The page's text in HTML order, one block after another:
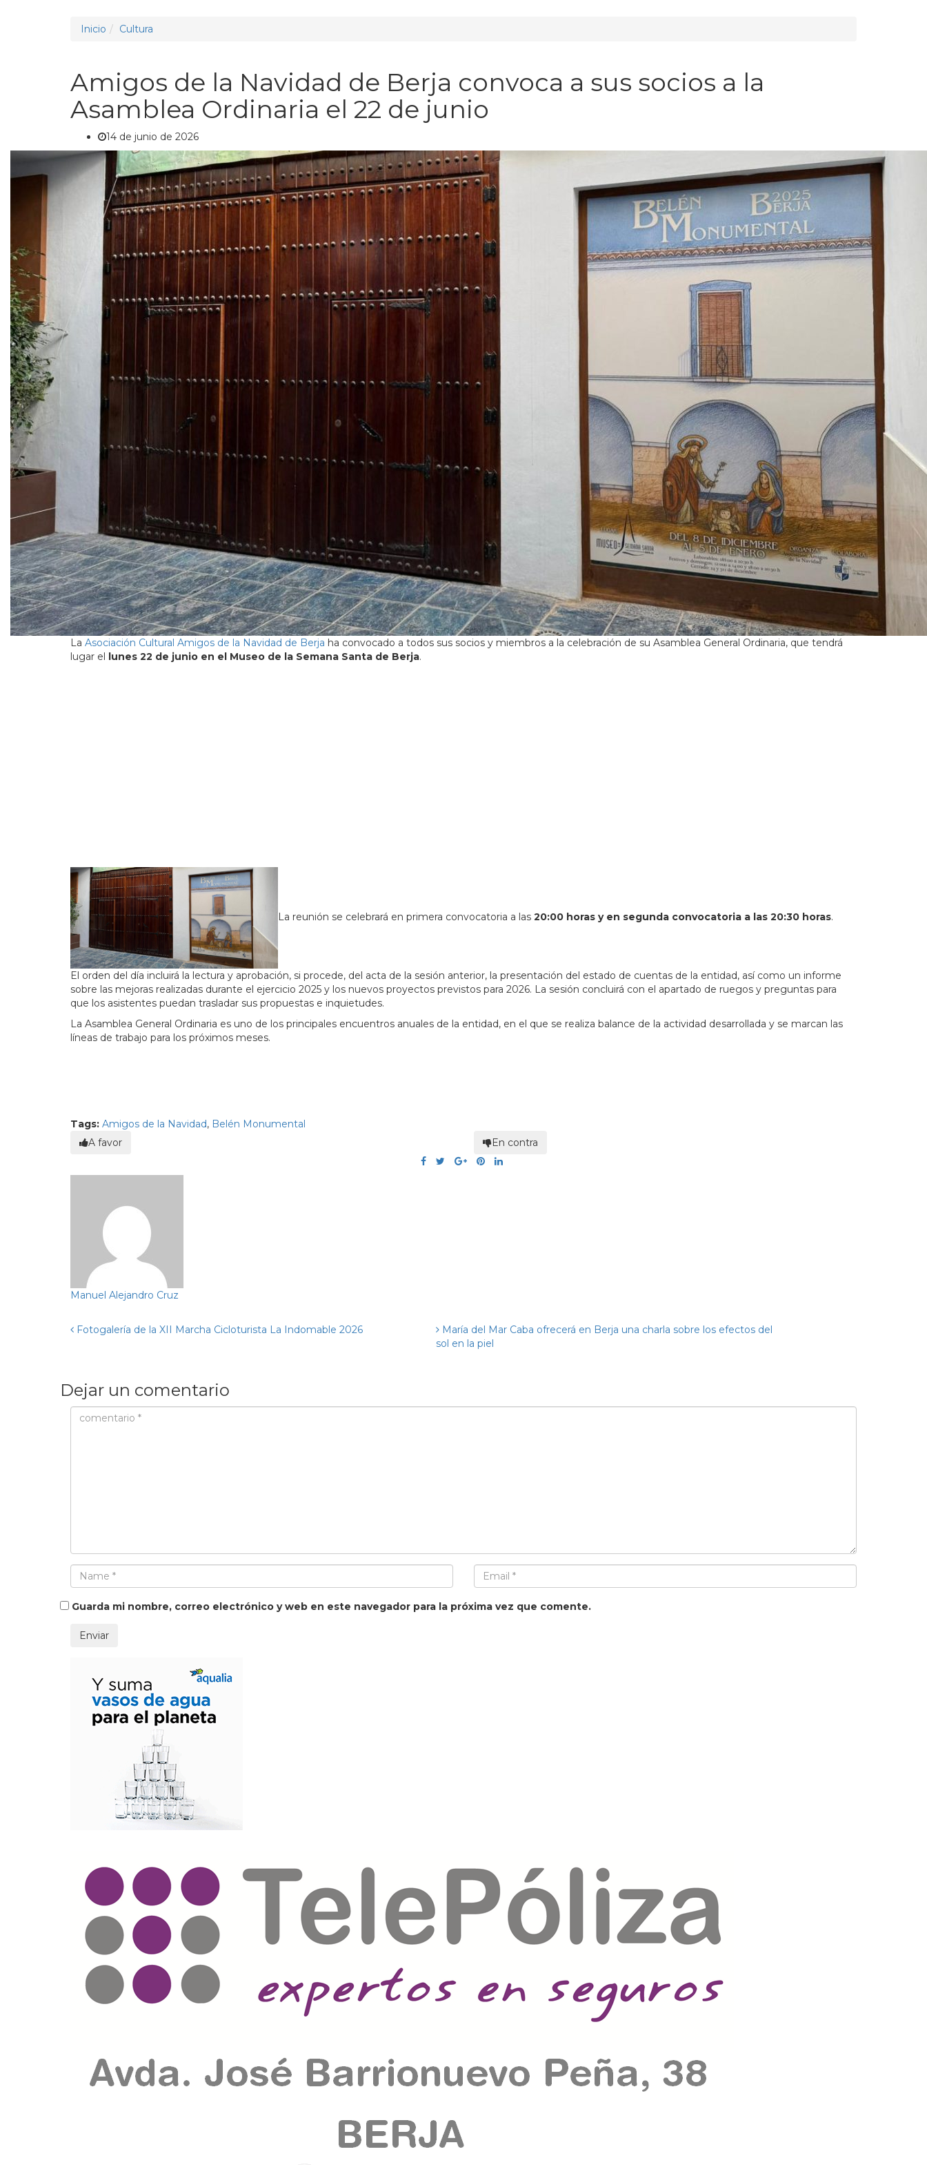
Inicio Cultura
Amigos de la Navidad de Berja convoca a sus socios a la
Asamblea Ordinaria el 22 de junio
14 de junio de 2026
La Asociación Cultural Amigos de la Navidad de Berja ha convocado a todos sus socios y miembros a la celebración de su Asamblea General Ordinaria, que tendrá
lugar el lunes 22 de junio en el Museo de la Semana Santa de Berja.
La reunión se celebrará en primera convocatoria a las 20:00 horas y en segunda convocatoria a las 20:30 horas.
El orden del día incluirá la lectura y aprobación, si procede, del acta de la sesión anterior, la presentación del estado de cuentas de la entidad, así como un informe
sobre las mejoras realizadas durante el ejercicio 2025 y los nuevos proyectos previstos para 2026. La sesión concluirá con el apartado de ruegos y preguntas para
que los asistentes puedan trasladar sus propuestas e inquietudes.
La Asamblea General Ordinaria es uno de los principales encuentros anuales de la entidad, en el que se realiza balance de la actividad desarrollada y se marcan las
líneas de trabajo para los próximos meses.
Tags: Amigos de la Navidad, Belén Monumental
A favor
En contra
Manuel Alejandro Cruz
Fotogalería de la XII Marcha Cicloturista La Indomable 2026
María del Mar Caba ofrecerá en Berja una charla sobre los efectos del
sol en la piel
Dejar un comentario
Guarda mi nombre, correo electrónico y web en este navegador para la próxima vez que comente.
Enviar